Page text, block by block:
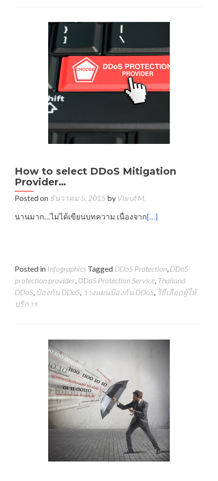
How to select DDoS Mitigation
Provider…
Posted on ธันวาคม 5, 2015 by Visrut M.
นานมาก…ไม่ได้เขียนบทความ เนื่องจาก[…]
Posted in Infographics Tagged DDoS Protection, DDoS
protection provider, DDoS Protection Service, Thailand
DDoS, ป้องกัน DDoS, วางแผนป้องกัน DDoS, วิธีเลือกผู้ให้
บริการ